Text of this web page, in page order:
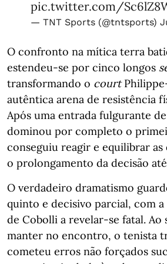
pic.twitter.com/
— TNT Sports (@tntsports)
O confronto na mítica terra
estendeu-se por cinco longos
transformando o court
autêntica arena de resistência
Após uma entrada fulgurante
dominou por completo o
conseguiu reagir e equilibrar
o prolongamento da decisão
O verdadeiro dramatismo
quinto e decisivo parcial, com
de Cobolli a revelar-se fatal. Ao
manter no encontro, o tenista
cometeu erros não forçados